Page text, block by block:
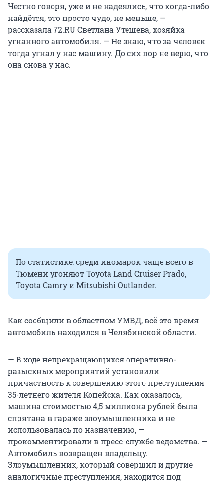
Честно говоря, уже и не надеялись, что когда-либо
найдётся, это просто чудо, не меньше, —
рассказала 72.RU Светлана Утешева, хозяйка
угнанного автомобиля. — Не знаю, что за человек
тогда угнал у нас машину. До сих пор не верю, что
она снова у нас.
По статистике, среди иномарок чаще всего в
Тюмени угоняют Toyota Land Cruiser Prado,
Toyota Camry и Mitsubishi Outlander.
Как сообщили в областном УМВД, всё это время
автомобиль находился в Челябинской области.
— В ходе непрекращающихся оперативно-
разыскных мероприятий установили
причастность к совершению этого преступления
35-летнего жителя Копейска. Как оказалось,
машина стоимостью 4,5 миллиона рублей была
спрятана в гараже злоумышленника и не
использовалась по назначению, —
прокомментировали в пресс-службе ведомства. —
Автомобиль возвращен владельцу.
Злоумышленник, который совершил и другие
аналогичные преступления, находится под